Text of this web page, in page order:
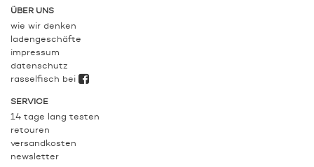
ÜBER UNS
wie wir denken
ladengeschäfte
impressum
datenschutz
rasselfisch bei
SERVICE
14 tage lang testen
retouren
versandkosten
newsletter